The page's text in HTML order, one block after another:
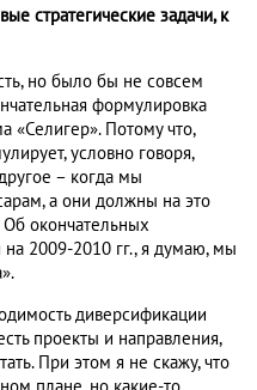
стратегические задачи, к
но было бы не совсем
формулировка
«Селигер». Потому что,
условно говоря,
– когда мы
а они должны на это
Об окончательных
на 2009-2010 гг., я думаю, мы
диверсификации
проекты и направления,
При этом я не скажу, что